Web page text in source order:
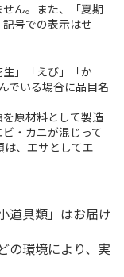
ん。また、「夏期
号での表示はせ
」「えび」「か
でいる場合に品目名
原材料として製造
・カニが混じって
は、エサとしてエ
道具類」はお届け
の環境により、実